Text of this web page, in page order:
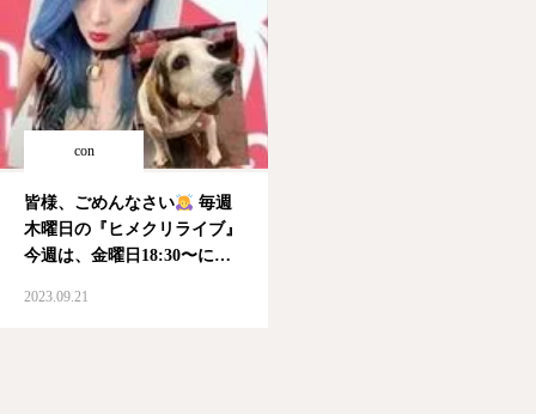
con
皆様、ごめんなさい
毎週
木曜日の『ヒメクリライブ』
今週は、金曜日18:30〜に変
2023.09.21